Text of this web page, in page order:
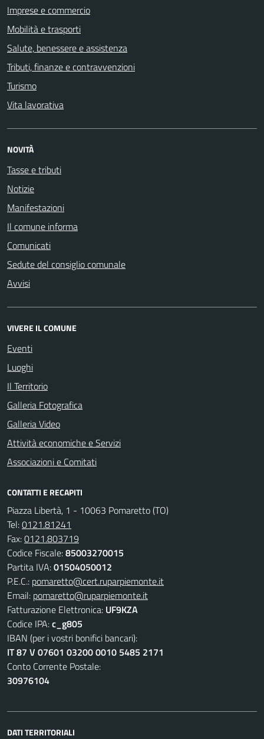
Imprese e commercio
Mobilità e trasporti
Salute, benessere e assistenza
Tributi, finanze e contravvenzioni
Turismo
Vita lavorativa
NOVITÀ
Tasse e tributi
Notizie
Manifestazioni
Il comune informa
Comunicati
Sedute del consiglio comunale
Avvisi
VIVERE IL COMUNE
Eventi
Luoghi
Il Territorio
Galleria Fotografica
Galleria Video
Attività economiche e Servizi
Associazioni e Comitati
CONTATTI E RECAPITI
Piazza Libertà, 1 - 10063 Pomaretto (TO)
Tel:0121.81241
Fax:0121.803719
Codice Fiscale:85003270015
Partita IVA:01504050012
P.E.C.: pomaretto@cert.ruparpiemonte.it
Email: pomaretto@ruparpiemonte.it
Fatturazione Elettronica: UF9KZA
Codice IPA:c_g805
IBAN (per i vostri bonifici bancari):
IT 87 V 07601 03200 0010 5485 2171
Conto Corrente Postale:
30976104
DATI TERRITORIALI